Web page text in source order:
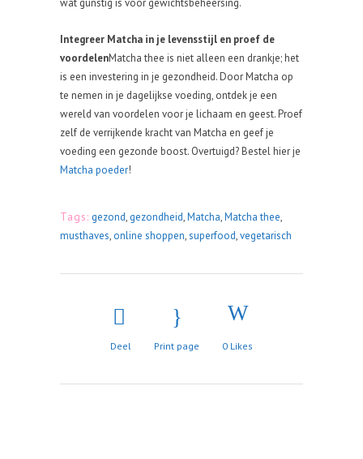
wat gunstig is voor gewichtsbeheersing.
Integreer Matcha in je levensstijl en proef de
voordelenMatcha thee is niet alleen een drankje; het
is een investering in je gezondheid. Door Matcha op
te nemen in je dagelijkse voeding, ontdek je een
wereld van voordelen voor je lichaam en geest. Proef
zelf de verrijkende kracht van Matcha en geef je
voeding een gezonde boost. Overtuigd? Bestel hier je
Matcha poeder!
Tags: gezond, gezondheid,Matcha,Matcha thee,
musthaves, online shoppen,superfood,vegetarisch
Deel Print page 0 Likes